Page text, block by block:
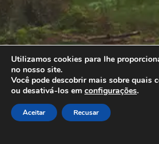
Utilizamos cookies para lhe
no nosso site.
Você pode descobrir mais sobre quais
ou desativá-los em configurações.
Aceitar Recusar